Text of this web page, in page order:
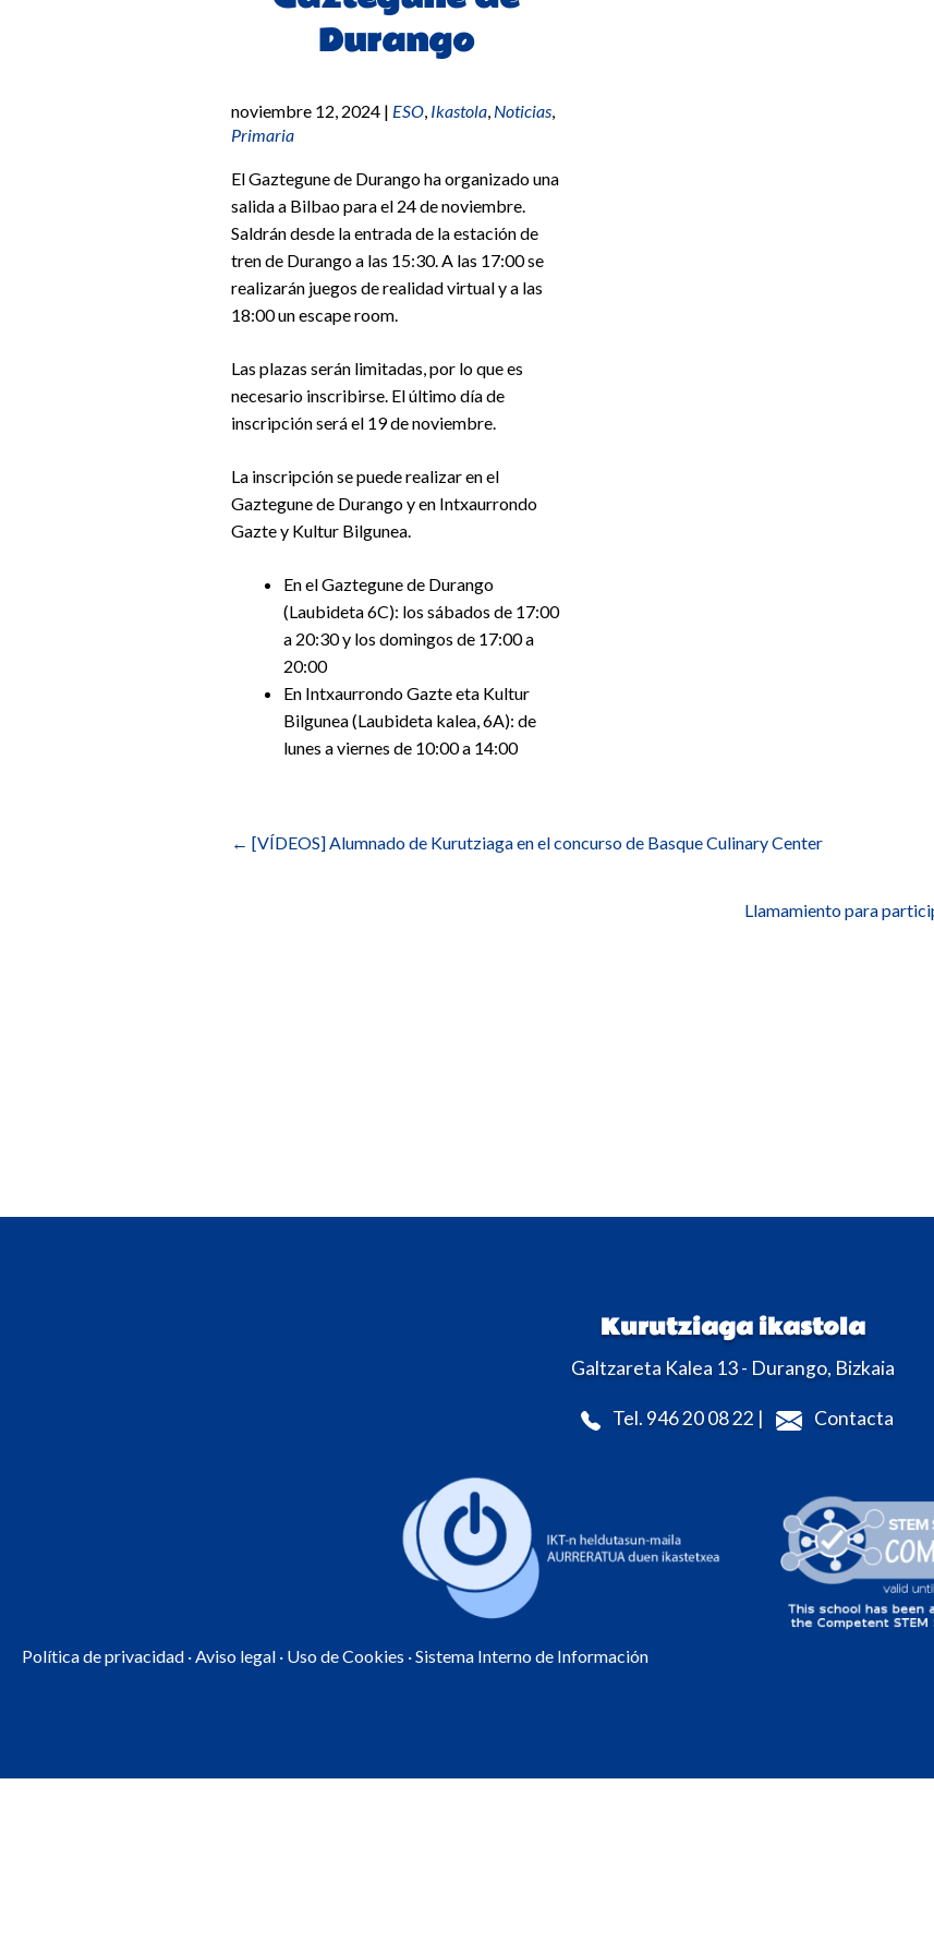
Durango
noviembre 12, 2024 | ESO Ikastola Noticias
Primaria
El Gaztegune de Durango ha organizado una
salida a Bilbao para el 24 de noviembre.
Saldrán desde la entrada de la estación de
tren de Durango a las 15:30. A las 17:00 se
realizarán juegos de realidad virtual y a las
18:00 un escape room.
Las plazas serán limitadas, por lo que es
necesario inscribirse. El último día de
inscripción será el 19 de noviembre.
La inscripción se puede realizar en el
Gaztegune de Durango y en Intxaurrondo
Gazte y Kultur Bilgunea.
En el Gaztegune de Durango
(Laubideta 6C): los sábados de 17:00
a 20:30 y los domingos de 17:00 a
20:00
En Intxaurrondo Gazte eta Kultur
Bilgunea (Laubideta kalea, 6A): de
lunes a viernes de 10:00 a 14:00
de
← [VÍDEOS] Alumnado de Kurutziaga en el concurso de Basque Culinary Center
Llamamiento para
Kurutziaga ikastola
Galtzareta Kalea 13 - Durango, Bizkaia
Tel. 946 20 08 22 | Contacta
Política de privacidad ·Aviso legal · Uso de Cookies · Sistema Interno de Información